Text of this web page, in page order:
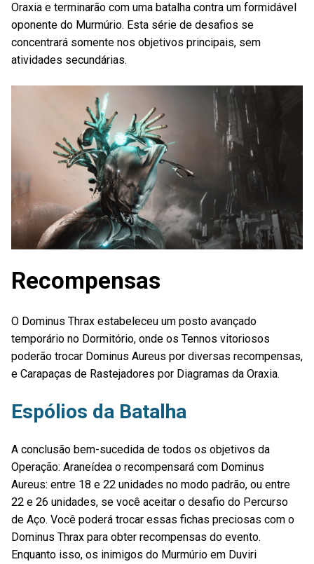
Oraxia e terminarão com uma batalha contra um formidável
oponente do Murmúrio. Esta série de desafios se
concentrará somente nos objetivos principais, sem
atividades secundárias.
Recompensas
O Dominus Thrax estabeleceu um posto avançado
temporário no Dormitório, onde os Tennos vitoriosos
poderão trocar Dominus Aureus por diversas recompensas,
e Carapaças de Rastejadores por Diagramas da Oraxia.
Espólios da Batalha
A conclusão bem-sucedida de todos os objetivos da
Operação: Araneídea o recompensará com Dominus
Aureus: entre 18 e 22 unidades no modo padrão, ou entre
22 e 26 unidades, se você aceitar o desafio do Percurso
de Aço. Você poderá trocar essas fichas preciosas com o
Dominus Thrax para obter recompensas do evento.
Enquanto isso, os inimigos do Murmúrio em Duviri